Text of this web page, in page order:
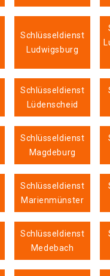
Schlüsseldienst
Ludwigsburg
Schlüsseldienst
Lüdenscheid
Schlüsseldienst
Magdeburg
Schlüsseldienst
Marienmünster
Schlüsseldienst
Medebach